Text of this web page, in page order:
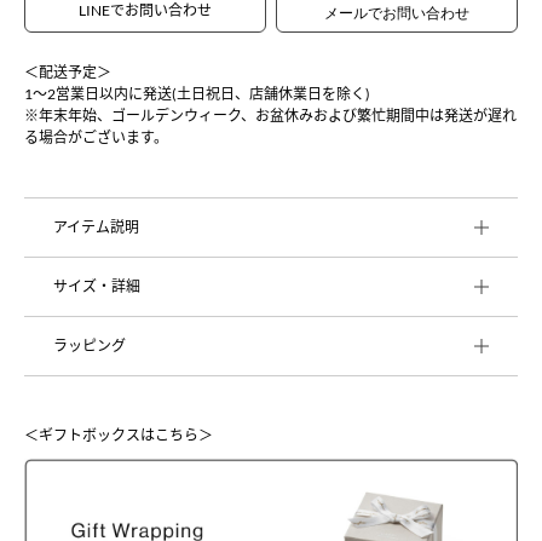
LINEでお問い合わせ
＜配送予定＞
1〜2営業日以内に発送(土日祝日、店舗休業日を除く)
※年末年始、ゴールデンウィーク、お盆休みおよび繁忙期間中は発送が遅れ
る場合がございます。
アイテム説明
サイズ・詳細
ラッピング
＜ギフトボックスはこちら＞